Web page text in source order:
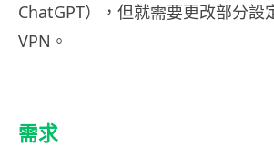
ChatGPT），但就需要更改部分設
VPN。
需求